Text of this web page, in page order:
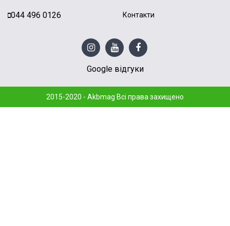
044 496 0126 Контакти
Google відгуки
2015-2020 - Akbmag Всі права захищено